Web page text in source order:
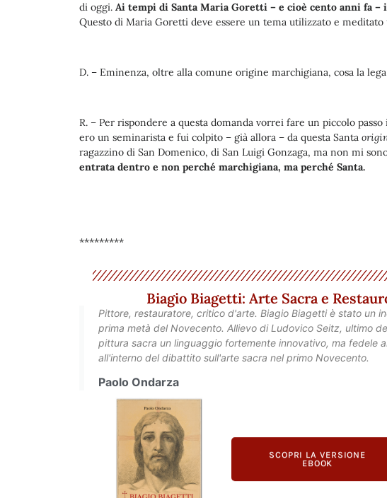
di oggi. Ai tempi di Santa Maria Goretti – e cioè cento anni fa
Questo di Maria Goretti deve essere un tema utilizzato e meditato
D. – Eminenza, oltre alla comune origine marchigiana, cosa la
R. – Per rispondere a questa domanda vorrei fare un piccolo
ero un seminarista e fui colpito – già allora – da questa Santa
ragazzino di San Domenico, di San Luigi Gonzaga, ma non mi
entrata dentro e non perché marchigiana, ma perché Santa.
*********
Biagio Biagetti: Arte Sacra e
Pittore, restauratore, critico d'arte. Biagio Biagetti è stato un
prima metà del Novecento. Allievo di Ludovico Seitz, ultimo
pittura sacra un linguaggio fortemente innovativo, ma fedele
all'interno del dibattito sull'arte sacra nel primo Novecento.
Paolo Ondarza
SCOPRI LA VERSIONE
EBOOK